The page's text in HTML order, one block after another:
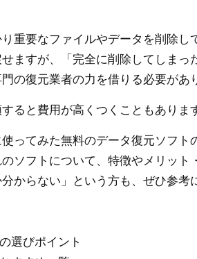
重要なファイルやデータを削除し
ますが、「完全に削除してしま
の復元業者の力を借りる必要があ
ると費用が高くつくこともありま
ってみた無料のデータ復元ソフ
ソフトについて、特徴やメリッ
からない」という方も、ぜひ参考
選びポイント